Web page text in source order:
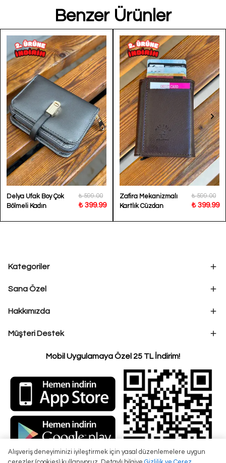
Alışveriş deneyiminizi iyileştirmek için yasal düzenlemelere uygun
Benzer Ürünler
Delya Ufak Boy Çok
Bölmeli Kadın
₺ 599.00
₺ 399.99
Zafira Mekanizmalı
Kartlık Cüzdan
₺ 599.00
₺ 399.99
Kategoriler
Sana Özel
Hakkımızda
Müşteri Destek
Mobil Uygulamaya Özel 25 TL İndirim!